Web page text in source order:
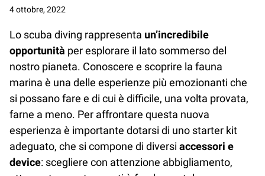
4 ottobre, 2022
Lo scuba diving rappresenta un’incredibile
opportunità per esplorare il lato sommerso del
nostro pianeta. Conoscere e scoprire la fauna
marina è una delle esperienze più emozionanti che
si possano fare e di cui è difficile, una volta provata,
farne a meno. Per affrontare questa nuova
esperienza è importante dotarsi di uno starter kit
adeguato, che si compone di diversi accessori e
device: scegliere con attenzione abbigliamento,